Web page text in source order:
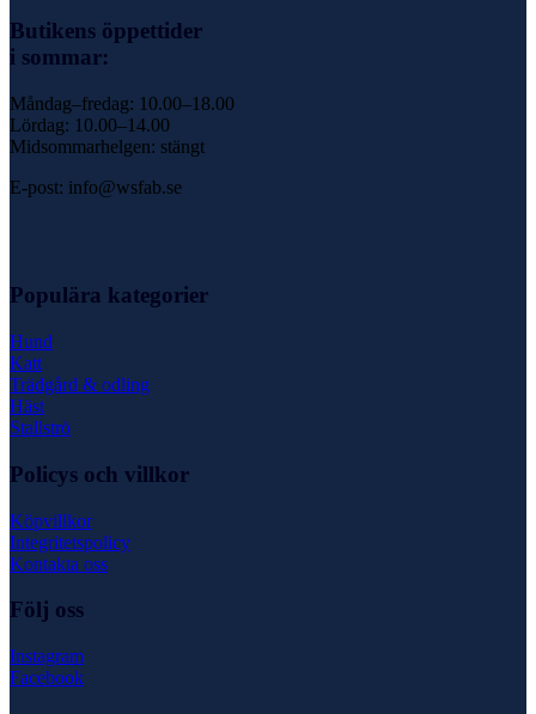
Butikens öppettider
i sommar:
Måndag–fredag: 10.00–18.00
Lördag: 10.00–14.00
Midsommarhelgen: stängt
E-post: info@wsfab.se
Populära kategorier
Hund
Katt
Trädgård & odling
Häst
Stallströ
Policys och villkor
Köpvillkor
Integritetspolicy
Kontakta oss
Följ oss
Instagram
Facebook